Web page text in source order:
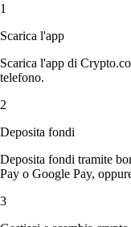
1
Scarica l'app
Scarica l'app di
telefono.
2
Deposita fondi
Deposita fondi tramite
Pay o Google Pay,
3